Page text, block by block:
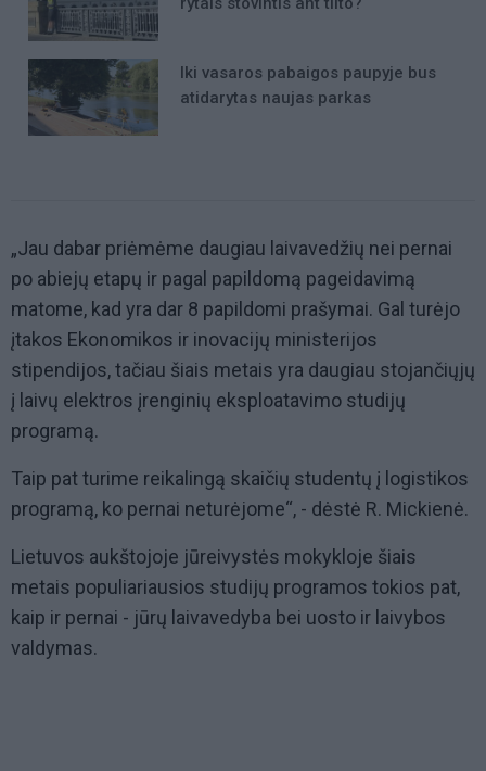
Iki vasaros pabaigos paupyje bus
atidarytas naujas parkas
„Jau dabar priėmėme daugiau laivavedžių nei pernai
po abiejų etapų ir pagal papildomą pageidavimą
matome, kad yra dar 8 papildomi prašymai. Gal turėjo
įtakos Ekonomikos ir inovacijų ministerijos
stipendijos, tačiau šiais metais yra daugiau stojančiųjų
į laivų elektros įrenginių eksploatavimo studijų
programą.
Taip pat turime reikalingą skaičių studentų į logistikos
programą, ko pernai neturėjome“, - dėstė R. Mickienė.
Lietuvos aukštojoje jūreivystės mokykloje šiais
metais populiariausios studijų programos tokios pat,
kaip ir pernai - jūrų laivavedyba bei uosto ir laivybos
valdymas.